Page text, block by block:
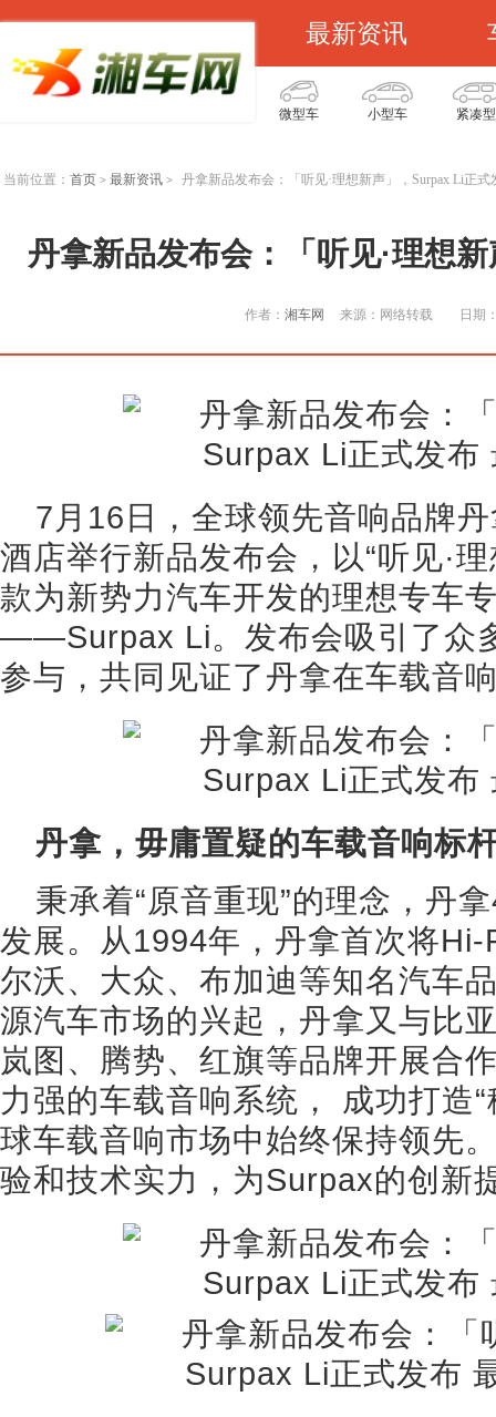
最新资讯
微型车 小型车 紧凑型
当前位置： 首页 > 最新资讯 > 丹拿新品发布会：「听见·理想新声」，Surpax Li正式
丹拿新品发布会：「听见·理想
作者： 湘车网 来源：网络转载 日期
7月16日，全球领先音响品牌
酒店举行新品发布会，以“听见·
款为新势力汽车开发的理想专车
——Surpax Li。发布会吸引了众
参与，共同见证了丹拿在车载音
丹拿，毋庸置疑的车载音响标
秉承着“原音重现”的理念，丹
发展。从1994年，丹拿首次将
尔沃、大众、布加迪等知名汽车
源汽车市场的兴起，丹拿又与比
岚图、腾势、红旗等品牌开展合
力强的车载音响系统， 成功打造
球车载音响市场中始终保持领先
验和技术实力，为Surpax的创新